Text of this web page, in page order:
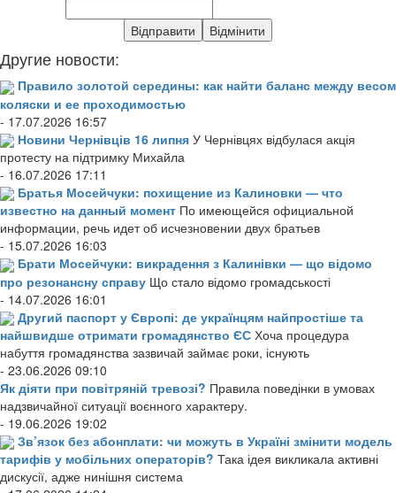
Другие новости:
Правило золотой середины: как найти баланс между весом
коляски и ее проходимостью
- 17.07.2026 16:57
Новини Чернівців 16 липня У Чернівцях відбулася акція
протесту на підтримку Михайла
- 16.07.2026 17:11
Братья Мосейчуки: похищение из Калиновки — что
известно на данный момент По имеющейся официальной
информации, речь идет об исчезновении двух братьев
- 15.07.2026 16:03
Брати Мосейчуки: викрадення з Калинівки — що відомо
про резонансну справу Що стало відомо громадськості
- 14.07.2026 16:01
Другий паспорт у Європі: де українцям найпростіше та
найшвидше отримати громадянство ЄС Хоча процедура
набуття громадянства зазвичай займає роки, існують
- 23.06.2026 09:10
Як діяти при повітряній тревозі? Правила поведінки в умовах
надзвичайної ситуації воєнного характеру.
- 19.06.2026 19:02
Зв’язок без абонплати: чи можуть в Україні змінити модель
тарифів у мобільних операторів? Така ідея викликала активні
дискусії, адже нинішня система